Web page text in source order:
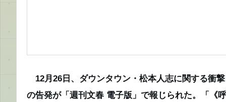
12月26日、ダウンタウン・松本人志に関する衝撃
の告発が「週刊文春 電子版」で報じられた。「《呼